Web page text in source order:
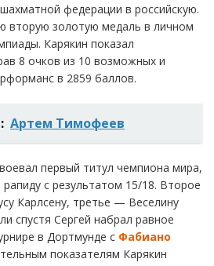
федерации в российскую.
вторую золотую медаль в личном
Карякин показал
8 очков из 10 возможных и
в 2859 баллов.
Артем Тимофеев
первый титул чемпиона мира,
с результатом 15/18. Второе
Карлсену, третье — Веселину
спустя Сергей набрал равное
в Дортмунде с Фабиано
показателям Карякин